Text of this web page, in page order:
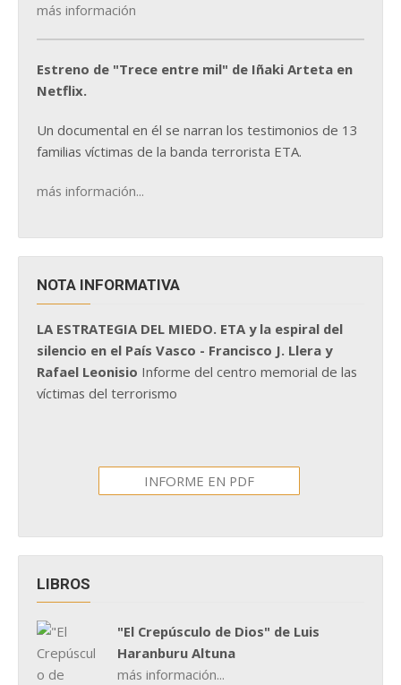
más información
Estreno de "Trece entre mil" de Iñaki Arteta en
Netflix.
Un documental en él se narran los testimonios de 13
familias víctimas de la banda terrorista ETA.
más información...
NOTA INFORMATIVA
LA ESTRATEGIA DEL MIEDO. ETA y la espiral del
silencio en el País Vasco - Francisco J. Llera y
Rafael Leonisio Informe del centro memorial de las
víctimas del terrorismo
INFORME EN PDF
LIBROS
"El Crepúsculo de Dios" de Luis
Haranburu Altuna
más información...